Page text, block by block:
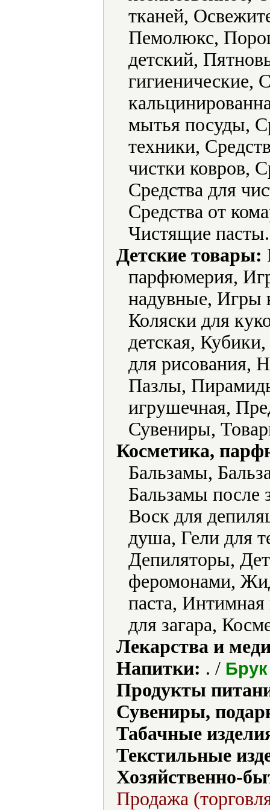
тканей,
Пемолюкс,
детский,
гигиенические,
мытья посуды,
техники,
чистки ковров,
Средства для
Средства от
Чистящие пасты.
Детские товары:
парфюмерия,
надувные, Игры
Коляски для
детская,
для рисования,
Пазлы,
игрушечная,
Сувениры,
Косметика,
Бальзамы,
Бальзамы после
Воск для
душа, Гели для
Депиляторы,
феромонами,
паста,
для загара,
Лекарства и
Напитки: . /
Продукты
Сувениры,
Табачные
Текстильные
Хозяйственно-
Продажа